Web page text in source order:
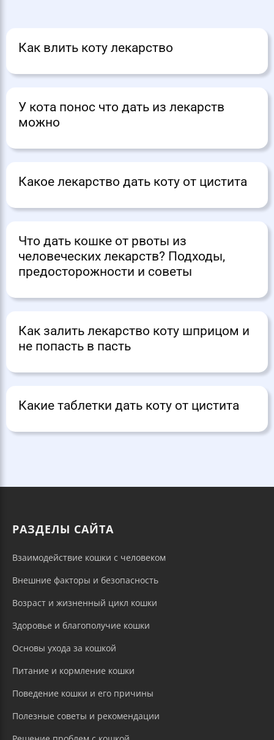
Как влить коту лекарство
У кота понос что дать из лекарств
можно
Какое лекарство дать коту от цистита
Что дать кошке от рвоты из
человеческих лекарств? Подходы,
предосторожности и советы
Как залить лекарство коту шприцом и
не попасть в пасть
Какие таблетки дать коту от цистита
РАЗДЕЛЫ САЙТА
Взаимодействие кошки с человеком
Внешние факторы и безопасность
Возраст и жизненный цикл кошки
Здоровье и благополучие кошки
Основы ухода за кошкой
Питание и кормление кошки
Поведение кошки и его причины
Полезные советы и рекомендации